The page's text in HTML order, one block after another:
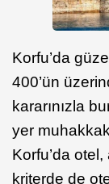
Korfu’da
400’ün
kararınızla
yer
Korfu’da
kriterde de